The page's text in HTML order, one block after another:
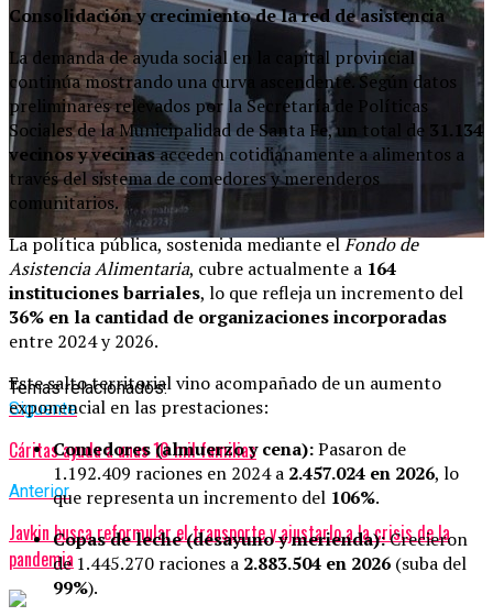
Temas relacionados:
Siguente
Cáritas ayuda a unas 10 mil familias
Anterior
Javkin busca reformular el transporte y ajustarlo a la crisis de la
pandemia
Consolidación y crecimiento de la red de asistencia
La demanda de ayuda social en la capital provincial
continúa mostrando una curva ascendente. Según datos
preliminares relevados por la Secretaría de Políticas
Sociales de la Municipalidad de Santa Fe, un total de 31.134
vecinos y vecinasacceden cotidianamente a alimentos a
través del sistema de comedores y merenderos
comunitarios.
La política pública, sostenida mediante elFondo de
Asistencia Alimentaria, cubre actualmente a 164
instituciones barriales, lo que refleja un incremento del
36% en la cantidad de organizaciones incorporadas
entre 2024 y 2026.
Este salto territorial vino acompañado de un aumento
exponencial en las prestaciones:
Comedores (almuerzo y cena):Pasaron de
1.192.409 raciones en 2024 a 2.457.024 en 2026, lo
que representa un incremento del 106%.
Copas de leche (desayuno y merienda):Crecieron
de 1.445.270 raciones a 2.883.504 en 2026 (suba del
99%).